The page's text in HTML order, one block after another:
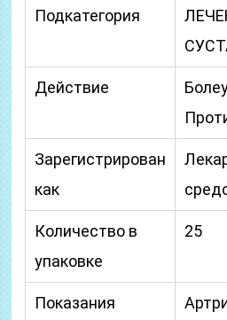
Подкатегория
Действие
Зарегистрирован
как
Количество в
упаковке
25
Показания